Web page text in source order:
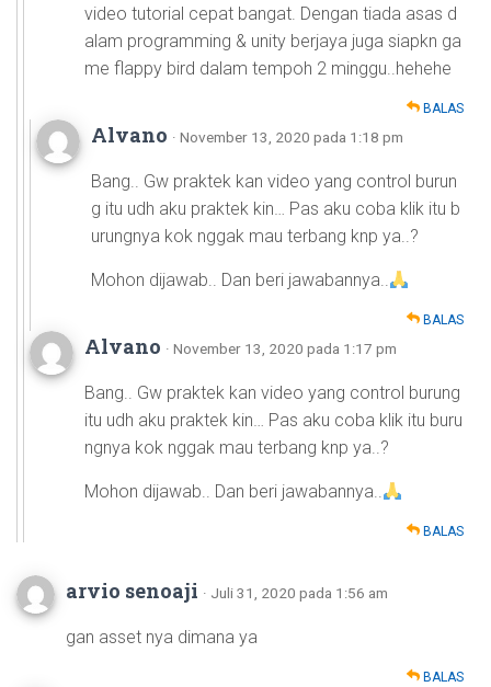
video tutorial cepat bangat. Dengan tiada asas d
alam programming & unity berjaya juga siapkn ga
me flappy bird dalam tempoh 2 minggu..hehehe
BALAS
Alvano · November 13, 2020 pada 1:18 pm
Bang.. Gw praktek kan video yang control burun
g itu udh aku praktek kin… Pas aku coba klik itu b
urungnya kok nggak mau terbang knp ya..?
Mohon dijawab.. Dan beri jawabannya..
BALAS
Alvano · November 13, 2020 pada 1:17 pm
Bang.. Gw praktek kan video yang control burung
itu udh aku praktek kin… Pas aku coba klik itu buru
ngnya kok nggak mau terbang knp ya..?
Mohon dijawab.. Dan beri jawabannya..
BALAS
arvio senoaji · Juli 31, 2020 pada 1:56 am
gan asset nya dimana ya
BALAS